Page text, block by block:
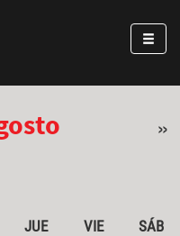
»
JUE VIE
SÁB